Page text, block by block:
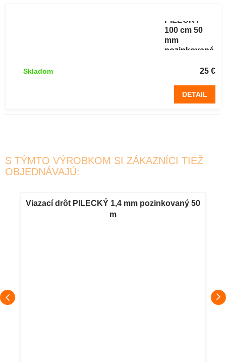
PILECKÝ
100 cm 50
mm
pozinkované
25 €
Skladom
DETAIL
S TÝMTO VÝROBKOM SI ZÁKAZNÍCI TIEŽ
OBJEDNÁVAJÚ:
Viazací drôt PILECKÝ 1,4 mm pozinkovaný 50
m